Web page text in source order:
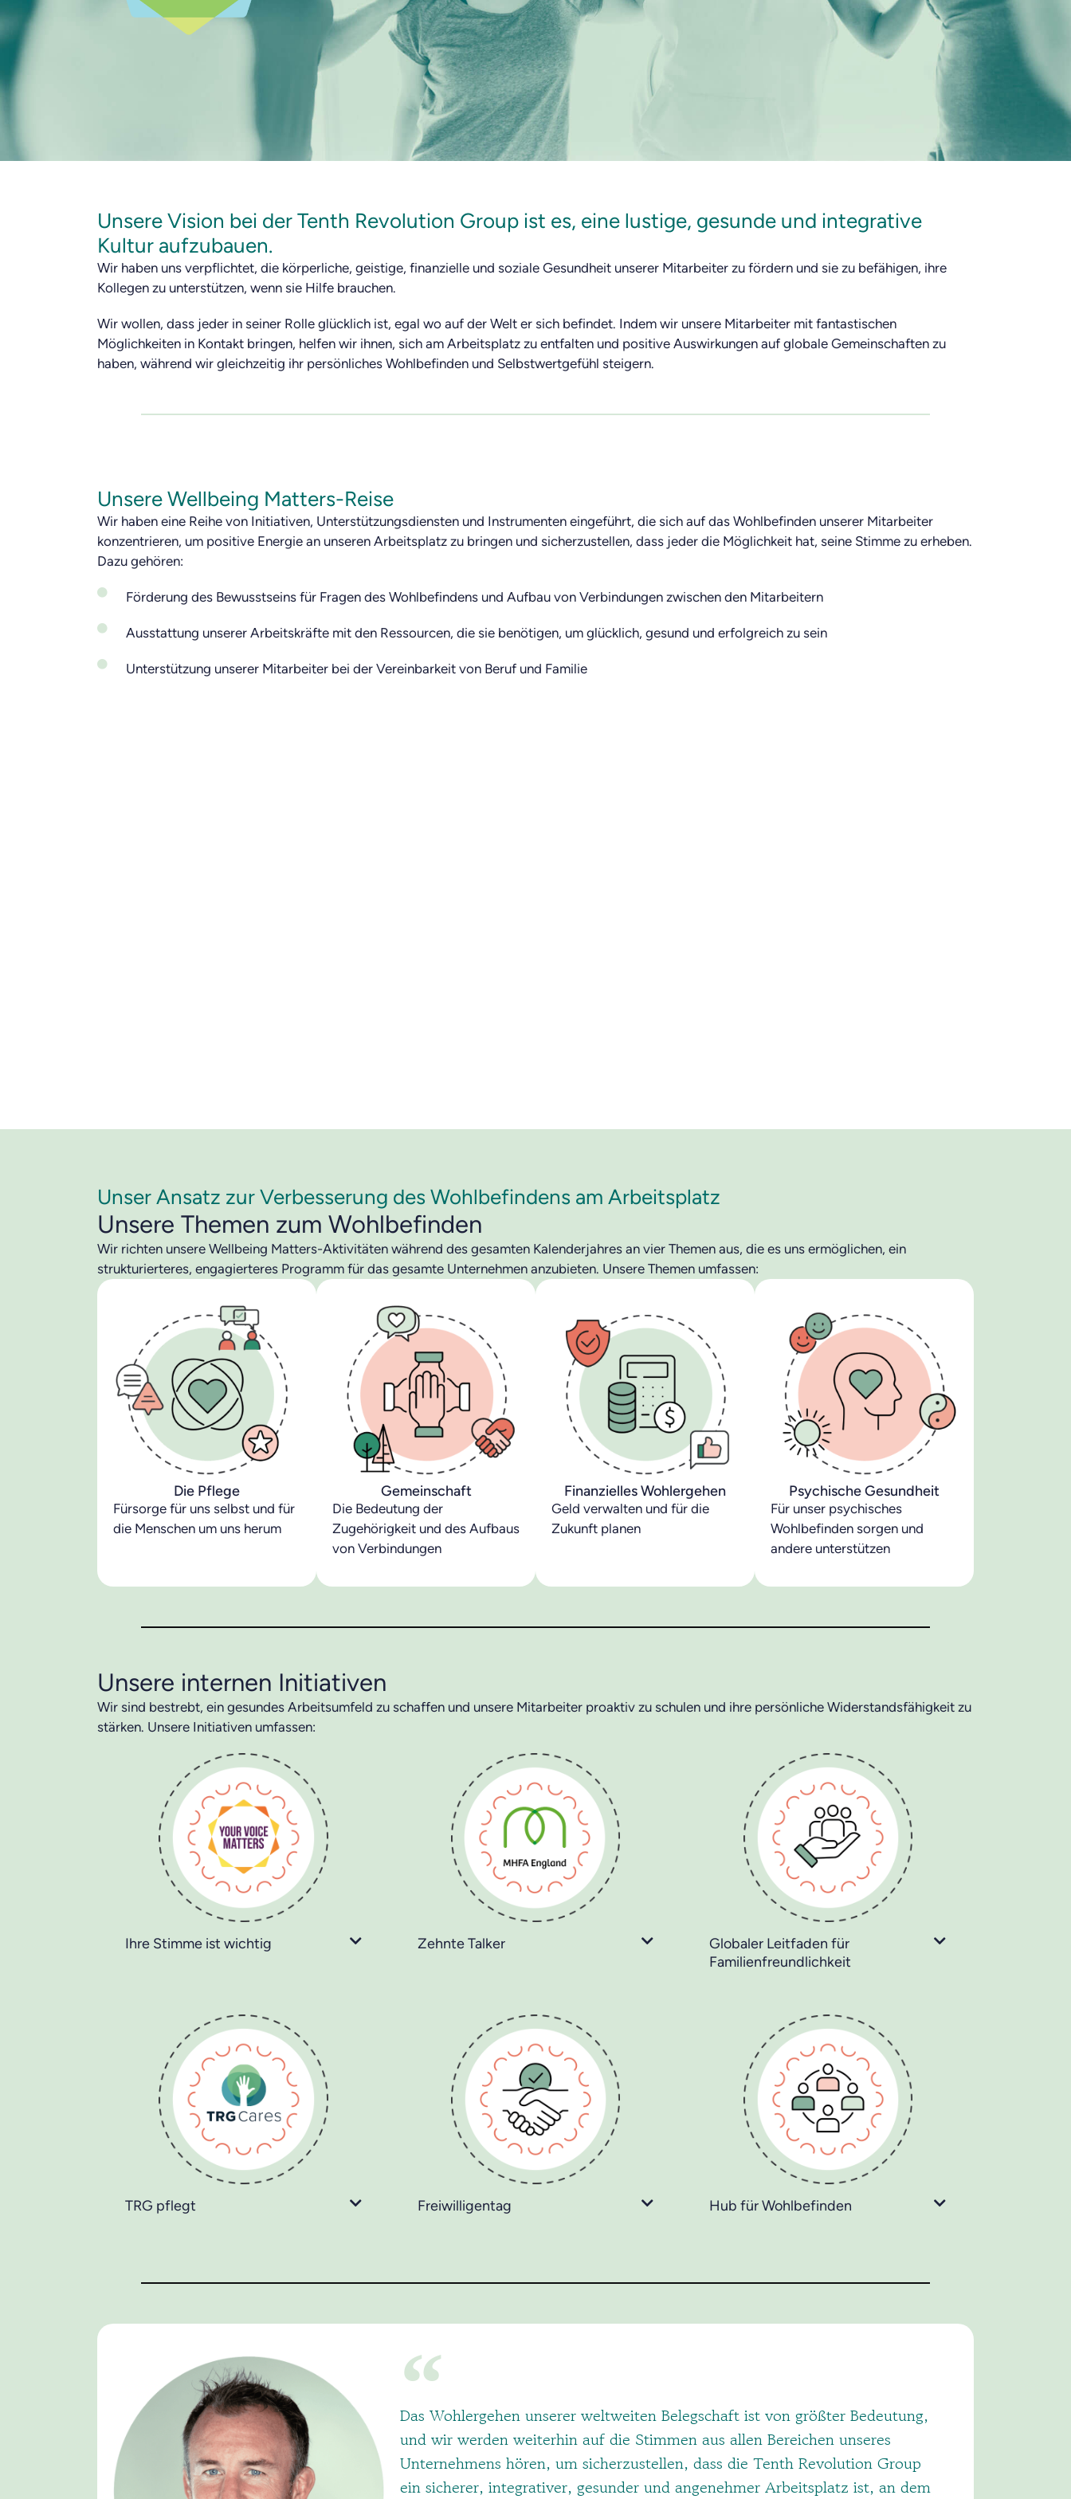
Unsere Vision bei der Tenth Revolution Group ist es, eine lustige, gesunde und integrative
Kultur aufzubauen.
Wir haben uns verpflichtet, die körperliche, geistige, finanzielle und soziale Gesundheit unserer Mitarbeiter zu fördern und sie zu befähigen, ihre
Kollegen zu unterstützen, wenn sie Hilfe brauchen.
Wir wollen, dass jeder in seiner Rolle glücklich ist, egal wo auf der Welt er sich befindet. Indem wir unsere Mitarbeiter mit fantastischen
Möglichkeiten in Kontakt bringen, helfen wir ihnen, sich am Arbeitsplatz zu entfalten und positive Auswirkungen auf globale Gemeinschaften zu
haben, während wir gleichzeitig ihr persönliches Wohlbefinden und Selbstwertgefühl steigern.
Unsere Wellbeing Matters-Reise
Wir haben eine Reihe von Initiativen, Unterstützungsdiensten und Instrumenten eingeführt, die sich auf das Wohlbefinden unserer Mitarbeiter
konzentrieren, um positive Energie an unseren Arbeitsplatz zu bringen und sicherzustellen, dass jeder die Möglichkeit hat, seine Stimme zu erheben.
Dazu gehören:
Förderung des Bewusstseins für Fragen des Wohlbefindens und Aufbau von Verbindungen zwischen den Mitarbeitern
Ausstattung unserer Arbeitskräfte mit den Ressourcen, die sie benötigen, um glücklich, gesund und erfolgreich zu sein
Unterstützung unserer Mitarbeiter bei der Vereinbarkeit von Beruf und Familie
Unser Ansatz zur Verbesserung des Wohlbefindens am Arbeitsplatz
Unsere Themen zum Wohlbefinden
Wir richten unsere Wellbeing Matters-Aktivitäten während des gesamten Kalenderjahres an vier Themen aus, die es uns ermöglichen, ein
strukturierteres, engagierteres Programm für das gesamte Unternehmen anzubieten. Unsere Themen umfassen:
Die Pflege
Fürsorge für uns selbst und für
die Menschen um uns herum
Gemeinschaft
Die Bedeutung der
Zugehörigkeit und des Aufbaus
von Verbindungen
Finanzielles Wohlergehen
Geld verwalten und für die
Zukunft planen
Psychische Gesundheit
Für unser psychisches
Wohlbefinden sorgen und
andere unterstützen
Unsere internen Initiativen
Wir sind bestrebt, ein gesundes Arbeitsumfeld zu schaffen und unsere Mitarbeiter proaktiv zu schulen und ihre persönliche Widerstandsfähigkeit zu
stärken. Unsere Initiativen umfassen:
Ihre Stimme ist wichtig Zehnte Talker
Globaler Leitfaden für
Familienfreundlichkeit
TRG pflegt Freiwilligentag Hub für Wohlbefinden
Das Wohlergehen unserer weltweiten Belegschaft ist von größter Bedeutung,
und wir werden weiterhin auf die Stimmen aus allen Bereichen unseres
Unternehmens hören, um sicherzustellen, dass die Tenth Revolution Group
ein sicherer, integrativer, gesunder und angenehmer Arbeitsplatz ist, an dem